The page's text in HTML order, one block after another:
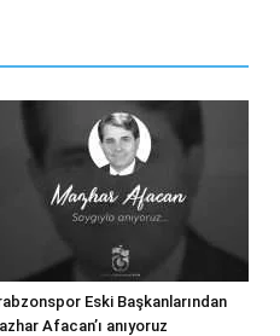
Eski Başkanlarından
Afacan’ı anıyoruz